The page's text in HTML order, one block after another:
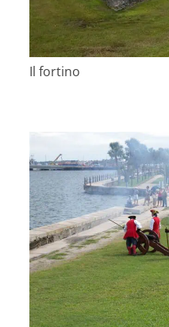
Il fortino